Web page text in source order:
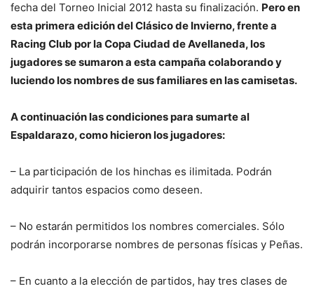
fecha del Torneo Inicial 2012 hasta su finalización. Pero en
esta primera edición del Clásico de Invierno, frente a
Racing Club por la Copa Ciudad de Avellaneda, los
jugadores se sumaron a esta campaña colaborando y
luciendo los nombres de sus familiares en las camisetas.
A continuación las condiciones para sumarte al
Espaldarazo, como hicieron los jugadores:
– La participación de los hinchas es ilimitada. Podrán
adquirir tantos espacios como deseen.
– No estarán permitidos los nombres comerciales. Sólo
podrán incorporarse nombres de personas físicas y Peñas.
– En cuanto a la elección de partidos, hay tres clases de